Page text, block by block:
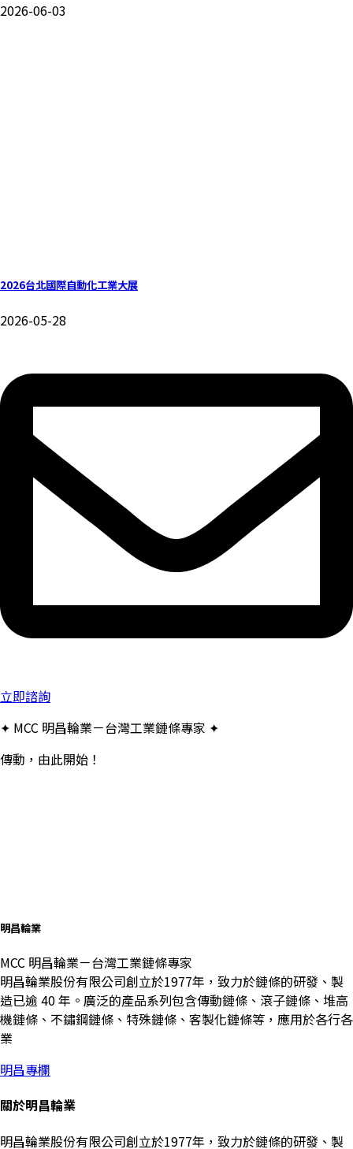
2026-06-03
2026台北國際自動化工業大展
2026-05-28
立即諮詢
✦ MCC 明昌輪業－台灣工業鏈條專家 ✦
傳動，由此開始！
明昌輪業
MCC 明昌輪業－台灣工業鏈條專家
明昌輪業股份有限公司創立於1977年，致力於鏈條的研發、製
造已逾 40 年。廣泛的產品系列包含傳動鏈條、滾子鏈條、堆高
機鏈條、不鏽鋼鏈條、特殊鏈條、客製化鏈條等，應用於各行各
業
明昌專欄
關於明昌輪業
明昌輪業股份有限公司創立於1977年，致力於鏈條的研發、製